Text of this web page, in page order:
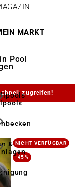
MARKT
Pool
&
zugreifen!
NICHT VERFÜGBAR
-45%